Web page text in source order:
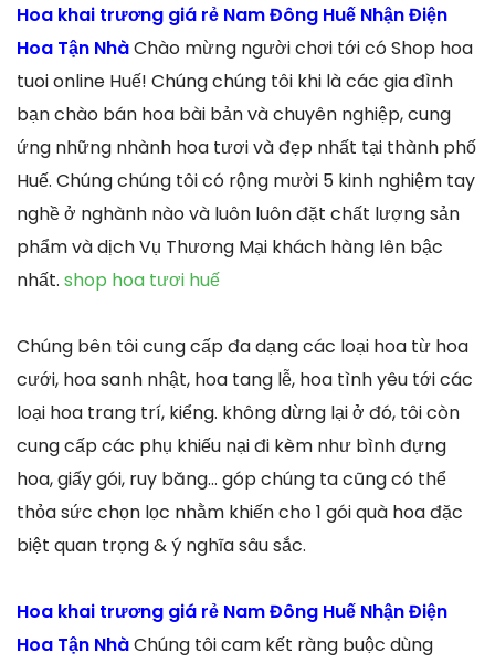
Hoa khai trương giá rẻ Nam Đông Huế Nhận Điện
Hoa Tận NhàChào mừng người chơi tới có Shop hoa
tuoi online Huế! Chúng chúng tôi khi là các gia đình
bạn chào bán hoa bài bản và chuyên nghiệp, cung
ứng những nhành hoa tươi và đẹp nhất tại thành phố
Huế. Chúng chúng tôi có rộng mười 5 kinh nghiệm tay
nghề ở nghành nào và luôn luôn đặt chất lượng sản
phẩm và dịch Vụ Thương Mại khách hàng lên bậc
nhất. shop hoa tươi huế
Chúng bên tôi cung cấp đa dạng các loại hoa từ hoa
cưới, hoa sanh nhật, hoa tang lễ, hoa tình yêu tới các
loại hoa trang trí, kiểng. không dừng lại ở đó, tôi còn
cung cấp các phụ khiếu nại đi kèm như bình đựng
hoa, giấy gói, ruy băng… góp chúng ta cũng có thể
thỏa sức chọn lọc nhằm khiến cho 1 gói quà hoa đặc
biệt quan trọng & ý nghĩa sâu sắc.
Hoa khai trương giá rẻ Nam Đông Huế Nhận Điện
Hoa Tận NhàChúng tôi cam kết ràng buộc dùng